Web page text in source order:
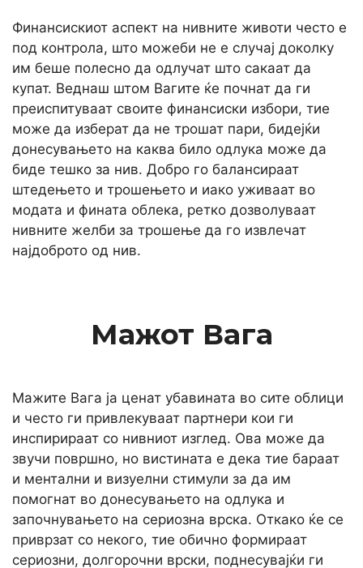
Финансискиот аспект на нивните животи често е
под контрола, што можеби не е случај доколку
им беше полесно да одлучат што сакаат да
купат. Веднаш штом Вагите ќе почнат да ги
преиспитуваат своите финансиски избори, тие
може да изберат да не трошат пари, бидејќи
донесувањето на каква било одлука може да
биде тешко за нив. Добро го балансираат
штедењето и трошењето и иако уживаат во
модата и фината облека, ретко дозволуваат
нивните желби за трошење да го извлечат
најдоброто од нив.
Мажот Вага
Мажите Вага ја ценат убавината во сите облици
и често ги привлекуваат партнери кои ги
инспирираат со нивниот изглед. Ова може да
звучи површно, но вистината е дека тие бараат
и ментални и визуелни стимули за да им
помогнат во донесувањето на одлука и
започнувањето на сериозна врска. Откако ќе се
приврзат со некого, тие обично формираат
сериозни, долгорочни врски, поднесувајќи ги